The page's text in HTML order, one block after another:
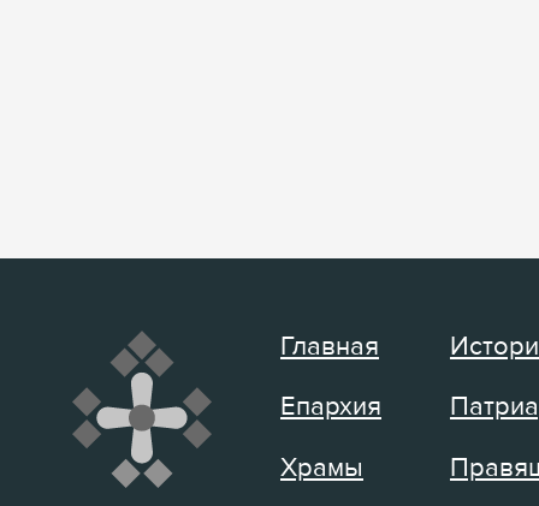
Главная
Епархия
Храмы